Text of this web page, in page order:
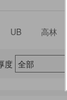
UB 高林
建瓯福人
度